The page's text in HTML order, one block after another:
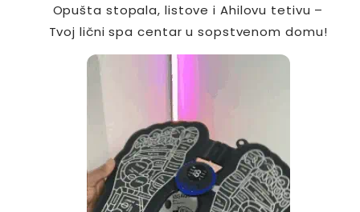
Opušta stopala, listove i Ahilovu tetivu –
Tvoj lični spa centar u sopstvenom domu!